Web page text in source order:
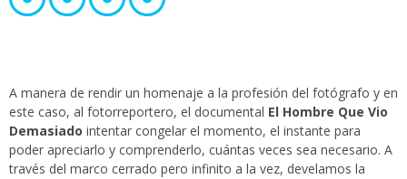
A manera de rendir un homenaje a la profesión del fotógrafo y en
este caso, al fotorreportero, el documental El Hombre Que Vio
Demasiado intentar congelar el momento, el instante para
poder apreciarlo y comprenderlo, cuántas veces sea necesario. A
través del marco cerrado pero infinito a la vez, develamos la